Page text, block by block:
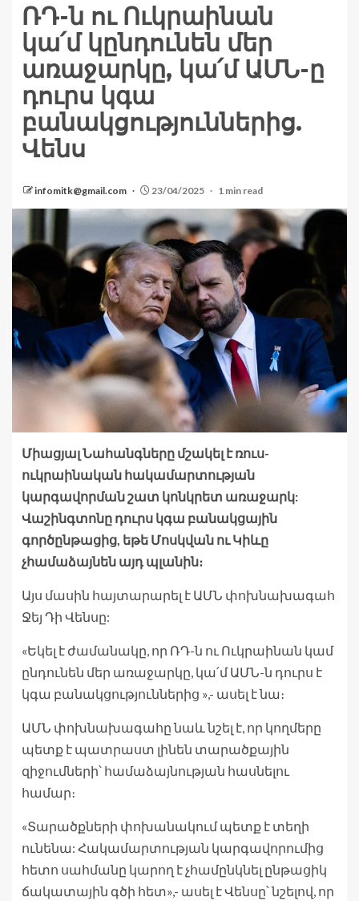
ՌԴ-ն ու Ուկրաինան
կա՛մ կընդունեն մեր
առաջարկը, կա՛մ ԱՄՆ-ը
դուրս կգա
բանակցություններից.
Վենս
infomitk@gmail.com 23/04/2025 1 min read
Միացյալ Նահանգները մշակել է ռուս-
ուկրաինական հակամարտության
կարգավորման շատ կոնկրետ առաջարկ:
Վաշինգտոնը դուրս կգա բանակցային
գործընթացից, եթե Մոսկվան ու Կիևը
չհամաձայնեն այդ պլանին։
Այս մասին հայտարարել է ԱՄՆ փոխնախագահ
Ջեյ Դի Վենսը:
«Եկել է ժամանակը, որ ՌԴ-ն ու Ուկրաինան կամ
ընդունեն մեր առաջարկը, կա՛մ ԱՄՆ-ն դուրս է
կգա բանակցություններից »,- ասել է նա։
ԱՄՆ փոխնախագահը նաև նշել է, որ կողմերը
պետք է պատրաստ լինեն տարածքային
զիջումների՝ համաձայնության հասնելու
համար։
«Տարածքների փոխանակում պետք է տեղի
ունենա: Հակամարտության կարգավորումից
հետո սահմանը կարող է չհամընկնել ընթացիկ
ճակատային գծի հետ»,- ասել է Վենսը՝ նշելով, որ